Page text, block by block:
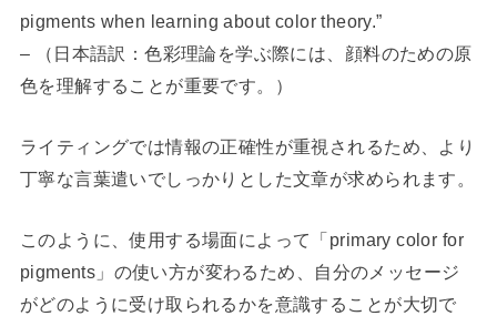
pigments when learning about color theory.”
– （日本語訳：色彩理論を学ぶ際には、顔料のための原
色を理解することが重要です。）
ライティングでは情報の正確性が重視されるため、より
丁寧な言葉遣いでしっかりとした文章が求められます。
このように、使用する場面によって「primary color for
pigments」の使い方が変わるため、自分のメッセージ
がどのように受け取られるかを意識することが大切で